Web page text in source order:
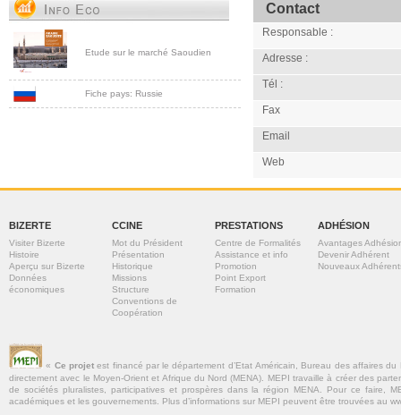
Etude sur le marché Saoudien
Fiche pays: Russie
Contact
Responsable :
Adresse :
Tél :
Fax
Email
Web
BIZERTE
Visiter Bizerte
Histoire
Aperçu sur Bizerte
Données
économiques
CCINE
Mot du Président
Présentation
Historique
Missions
Structure
Conventions de
Coopération
PRESTATIONS
Centre de Formalités
Assistance et info
Promotion
Point Export
Formation
ADHÉSION
Avantages
Devenir Adhérent
Nouveaux
« Ce projetest financé par le département d’Etat Américain, Bureau des affaires
directement avec le Moyen-Orient et Afrique du Nord (MENA). MEPI travaille à créer des
de sociétés pluralistes, participatives et prospères dans la région MENA. Pour ce faire,
académiques et les gouvernements. Plus d’informations sur MEPI peuvent être trouvées au